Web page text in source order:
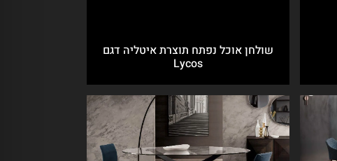
שולחן אוכל נפתח תוצרת איטליה דגם
Lycos